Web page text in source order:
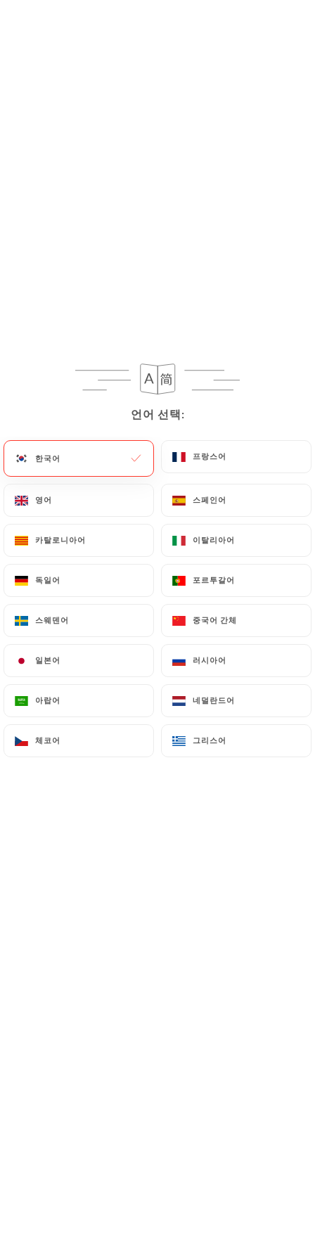
언어 선택:
한국어 프랑스어
영어 스페인어
카탈로니아어 이탈리아어
독일어 포르투갈어
스웨덴어 중국어 간체
일본어 러시아어
아랍어 네덜란드어
체코어 그리스어
언어 선택:
한국어 프랑스어
영어 스페인어
카탈로니아어 이탈리아어
독일어 포르투갈어
스웨덴어 중국어 간체
일본어 러시아어
아랍어 네덜란드어
체코어 그리스어